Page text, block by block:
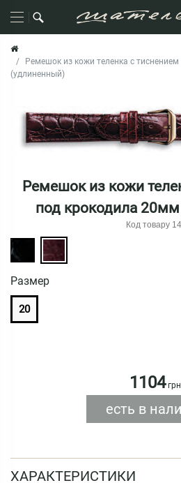
Ремешок из кожи теленка с
(удлиненный)
Ремешок из кожи
под крокодила
Код товару
Размер
20
1104
есть в
ХАРАКТЕРИСТИКИ